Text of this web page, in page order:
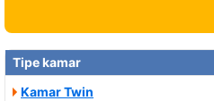
Tipe kamar
Kamar Twin